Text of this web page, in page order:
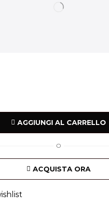
AGGIUNGI AL CARRELLO
O
ACQUISTA ORA